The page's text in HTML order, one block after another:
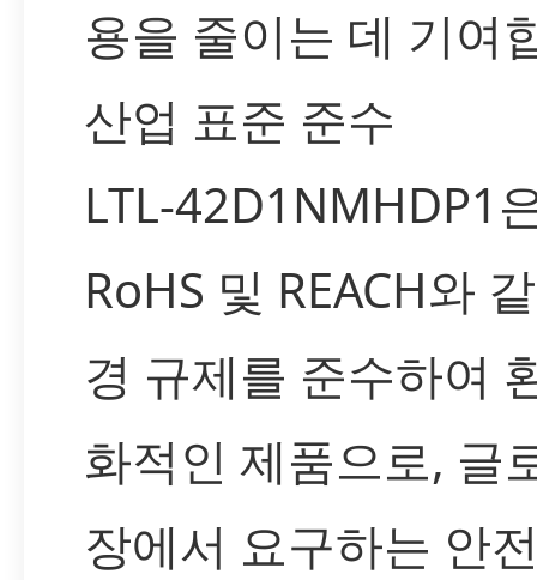
용을 줄이는 데 기여
산업 표준 준수
LTL-42D1NMHDP1
RoHS 및 REACH와
경 규제를 준수하여
화적인 제품으로, 글
장에서 요구하는 안